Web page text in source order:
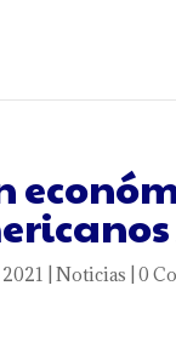
|Noticias |0